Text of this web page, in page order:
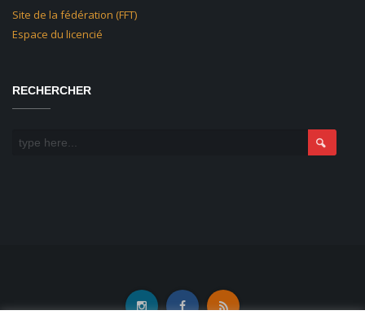
Site de la fédération (FFT)
Espace du licencié
RECHERCHER